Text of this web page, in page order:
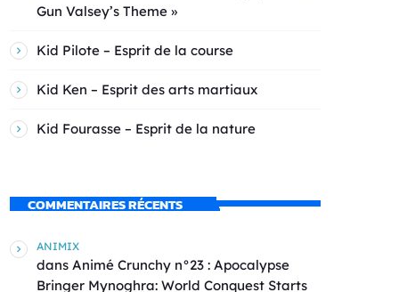
Gun Valsey’s Theme »
Kid Pilote – Esprit de la course
Kid Ken – Esprit des arts martiaux
Kid Fourasse – Esprit de la nature
COMMENTAIRES RÉCENTS
ANIMIX
dans Animé Crunchy n°23 : Apocalypse
Bringer Mynoghra: World Conquest Starts